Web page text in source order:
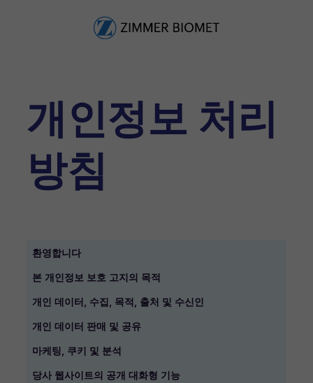
개인정보 처리
방침
환영합니다
본 개인정보 보호 고지의 목적
개인 데이터, 수집, 목적, 출처 및 수신인
개인 데이터 판매 및 공유
마케팅, 쿠키 및 분석
당사 웹사이트의 공개 대화형 기능